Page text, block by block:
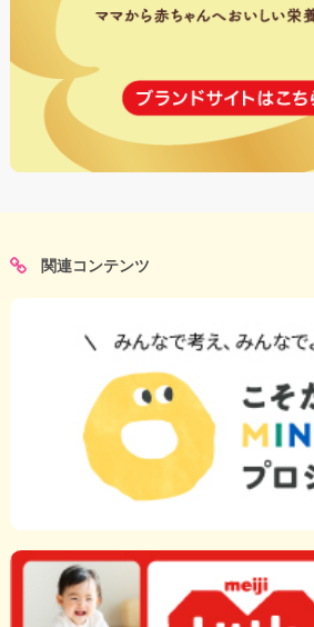
関連コンテンツ